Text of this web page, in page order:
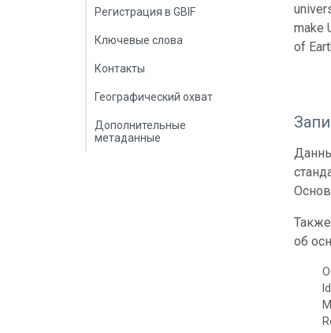
Регистрация в GBIF
Ключевые слова
Контакты
Географический охват
Дополнительные
метаданные
make
of
об